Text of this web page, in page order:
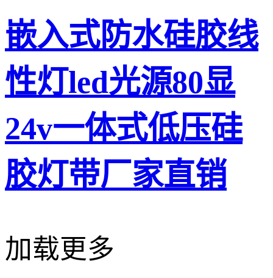
嵌入式防水硅胶线
性灯led光源80显
24v一体式低压硅
胶灯带厂家直销
加载更多